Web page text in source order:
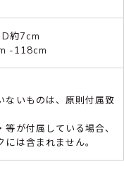
約7cm
-118cm
いものは、原則付属致
が付属している場合、
は含まれません。